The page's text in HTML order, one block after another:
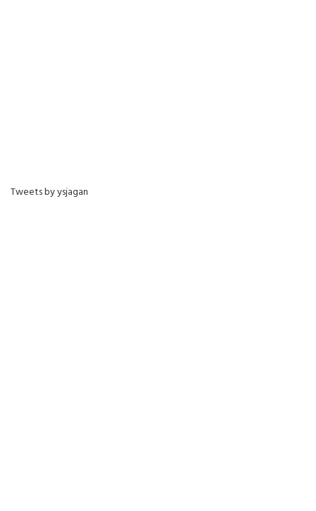
Tweets by ysjagan